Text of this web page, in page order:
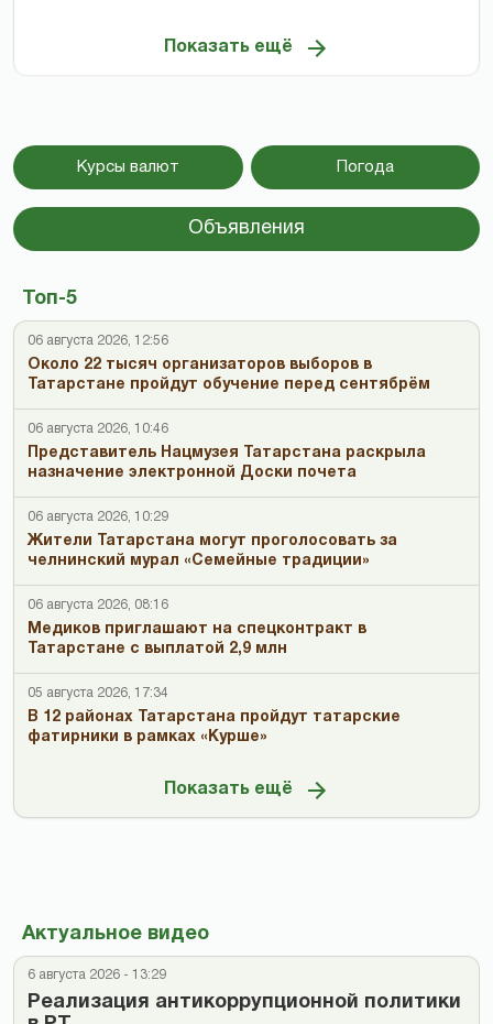
Показать ещё
Курсы валют Погода
Объявления
Топ-5
06 августа 2026, 12:56
Около 22 тысяч организаторов выборов в
Татарстане пройдут обучение перед сентябрём
06 августа 2026, 10:46
Представитель Нацмузея Татарстана раскрыла
назначение электронной Доски почета
06 августа 2026, 10:29
Жители Татарстана могут проголосовать за
челнинский мурал «Семейные традиции»
06 августа 2026, 08:16
Медиков приглашают на спецконтракт в
Татарстане с выплатой 2,9 млн
05 августа 2026, 17:34
В 12 районах Татарстана пройдут татарские
фатирники в рамках «Курше»
Показать ещё
Актуальное видео
6 августа 2026 - 13:29
Реализация антикоррупционной политики